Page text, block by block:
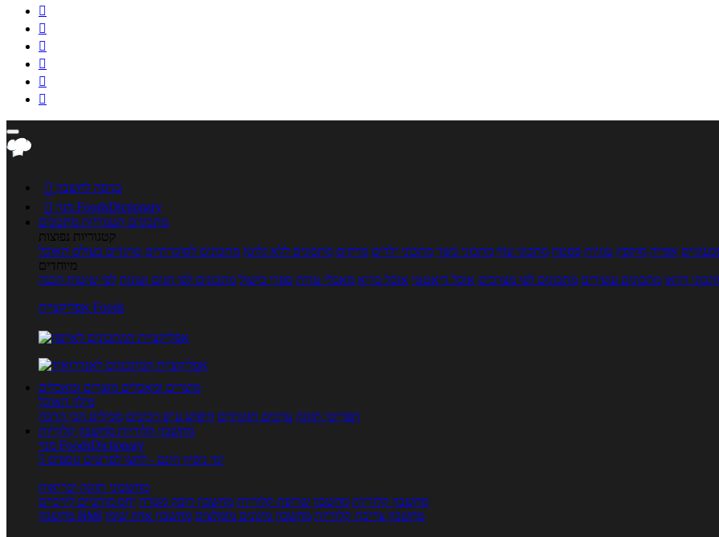






 כניסה לחשבון

מנוי FoodsDictionary
מתכונים קטגוריות מתכונים
קטגוריות נפוצות
אפייה מוקפץ עוגיות פסטה מתכוני עוף מתכוני בשר מתכוני ילדים מרקים מתכונים ללא גלוטן מתכונים לסוכרתיים טרנדים בעולם האוכל
מיוחדים
וידאו מתכונים עשירים מתכונים לפי מצרכים אוכל דיאטטי אוכל בריא מאכלי עדות ספרי בישול מתכונים לפי חגים ועונות לפי שיטות הכנה
אפליקציית Foods
מוצרים ומאכלים מוצרים ומאכלים
מילון האוכל
תפריטי תזונה ערכים תזונתיים חיפוש ע"פ רכיבים מכילים הכי הרבה
מחשבון קלוריות מחשבון קלוריות
מנוי FoodsDictionary
5 ימי ניסיון חינם - לחצו לפרטים נוספים
מחשבוני תזונה ובריאות
מחשבון קלוריות מחשבון שריפת קלוריות מחשבון דופק מטרה יחס מותניים לירכיים
מחשבון BMI
מחשבון צריכת קלוריות מחשבון מינונים מומלצים מחשבון אחוז שומן